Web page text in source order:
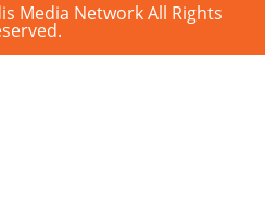
Media Network All Rights